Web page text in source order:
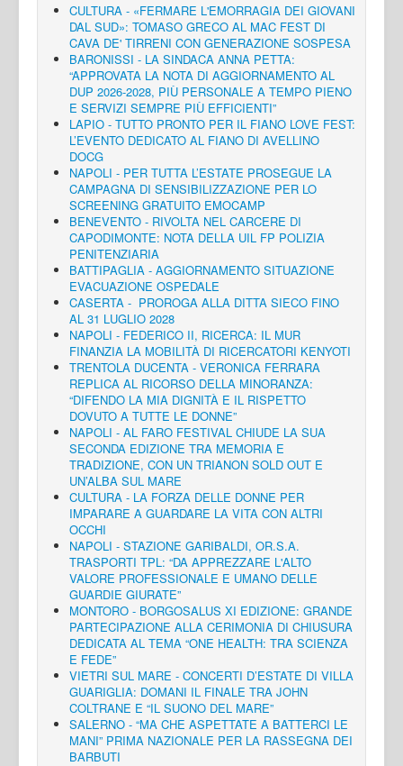
CULTURA - «FERMARE L'EMORRAGIA DEI GIOVANI
DAL SUD»: TOMASO GRECO AL MAC FEST DI
CAVA DE' TIRRENI CON GENERAZIONE SOSPESA
BARONISSI - LA SINDACA ANNA PETTA:
“APPROVATA LA NOTA DI AGGIORNAMENTO AL
DUP 2026-2028, PIÙ PERSONALE A TEMPO PIENO
E SERVIZI SEMPRE PIÙ EFFICIENTI”
LAPIO - TUTTO PRONTO PER IL FIANO LOVE FEST:
L’EVENTO DEDICATO AL FIANO DI AVELLINO
DOCG
NAPOLI - PER TUTTA L’ESTATE PROSEGUE LA
CAMPAGNA DI SENSIBILIZZAZIONE PER LO
SCREENING GRATUITO EMOCAMP
BENEVENTO - RIVOLTA NEL CARCERE DI
CAPODIMONTE: NOTA DELLA UIL FP POLIZIA
PENITENZIARIA
BATTIPAGLIA - AGGIORNAMENTO SITUAZIONE
EVACUAZIONE OSPEDALE
CASERTA - PROROGA ALLA DITTA SIECO FINO
AL 31 LUGLIO 2028
NAPOLI - FEDERICO II, RICERCA: IL MUR
FINANZIA LA MOBILITÀ DI RICERCATORI KENYOTI
TRENTOLA DUCENTA - VERONICA FERRARA
REPLICA AL RICORSO DELLA MINORANZA:
“DIFENDO LA MIA DIGNITÀ E IL RISPETTO
DOVUTO A TUTTE LE DONNE”
NAPOLI - AL FARO FESTIVAL CHIUDE LA SUA
SECONDA EDIZIONE TRA MEMORIA E
TRADIZIONE, CON UN TRIANON SOLD OUT E
UN’ALBA SUL MARE
CULTURA - LA FORZA DELLE DONNE PER
IMPARARE A GUARDARE LA VITA CON ALTRI
OCCHI
NAPOLI - STAZIONE GARIBALDI, OR.S.A.
TRASPORTI TPL: “DA APPREZZARE L'ALTO
VALORE PROFESSIONALE E UMANO DELLE
GUARDIE GIURATE”
MONTORO - BORGOSALUS XI EDIZIONE: GRANDE
PARTECIPAZIONE ALLA CERIMONIA DI CHIUSURA
DEDICATA AL TEMA “ONE HEALTH: TRA SCIENZA
E FEDE”
VIETRI SUL MARE - CONCERTI D’ESTATE DI VILLA
GUARIGLIA: DOMANI IL FINALE TRA JOHN
COLTRANE E “IL SUONO DEL MARE”
SALERNO - “MA CHE ASPETTATE A BATTERCI LE
MANI” PRIMA NAZIONALE PER LA RASSEGNA DEI
BARBUTI